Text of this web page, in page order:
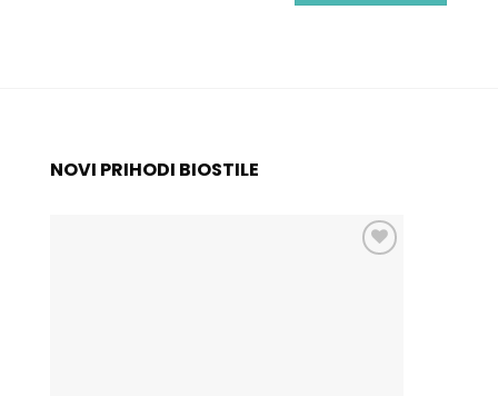
NOVI PRIHODI BIOSTILE